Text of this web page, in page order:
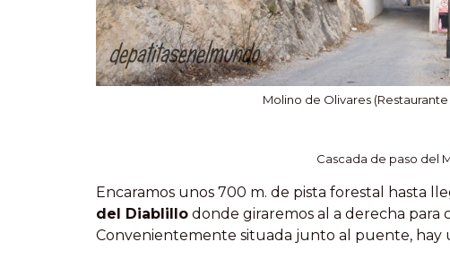
Molino de Olivares
Cascada de paso del
Encaramos unos 700 m. de pista forestal hasta
del Diablillo donde giraremos al a derecha para
Convenientemente situada junto al puente, hay